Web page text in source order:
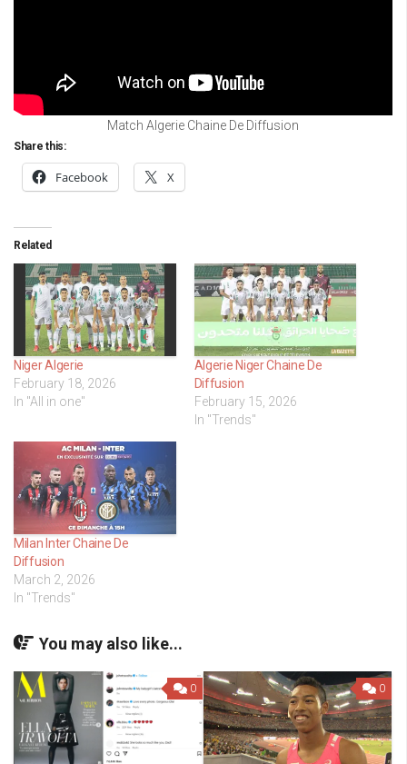
Match Algerie Chaine De Diffusion
Share this:
Facebook X
Related
Niger Algerie
February 18, 2026
In "All in one"
Algerie Niger Chaine De
Diffusion
February 15, 2026
In "Trends"
Milan Inter Chaine De
Diffusion
March 2, 2026
In "Trends"
You may also like...
0 0